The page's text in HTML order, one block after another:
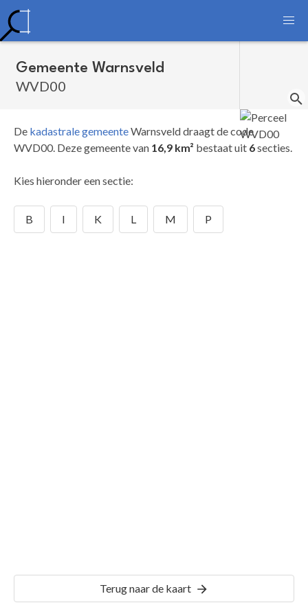
Gemeente Warnsveld
WVD00
De kadastrale gemeenteWarnsveld draagt de code
WVD00. Deze gemeente van 16,9 km² bestaat uit 6secties.
Kies hieronder een sectie:
B I K L M P
Terug naar de kaart
WVD00